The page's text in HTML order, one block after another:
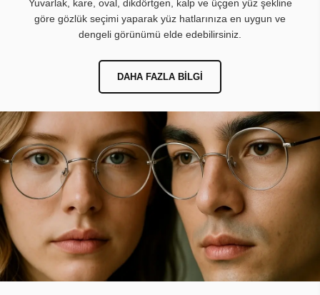
Yuvarlak, kare, oval, dikdörtgen, kalp ve üçgen yüz şekline
göre gözlük seçimi yaparak yüz hatlarınıza en uygun ve
dengeli görünümü elde edebilirsiniz.
DAHA FAZLA BILGI